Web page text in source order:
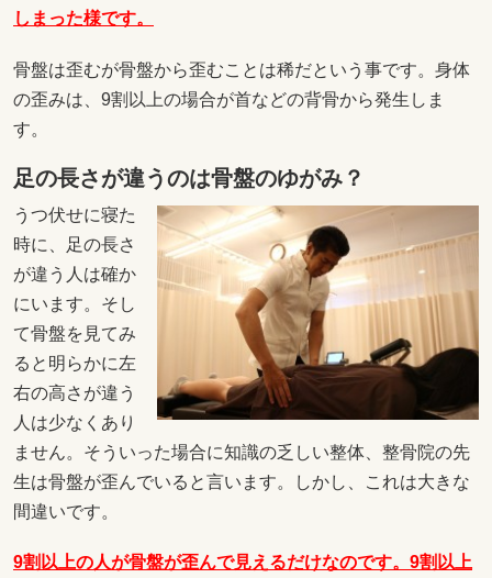
しまった様です。
骨盤は歪むが骨盤から歪むことは稀だという事です。身体
の歪みは、9割以上の場合が首などの背骨から発生しま
す。
足の長さが違うのは骨盤のゆがみ？
うつ伏せに寝た
時に、足の長さ
が違う人は確か
にいます。そし
て骨盤を見てみ
ると明らかに左
右の高さが違う
人は少なくあり
ません。そういった場合に知識の乏しい整体、整骨院の先
生は骨盤が歪んでいると言います。しかし、これは大きな
間違いです。
9割以上の人が骨盤が歪んで見えるだけなのです。9割以上